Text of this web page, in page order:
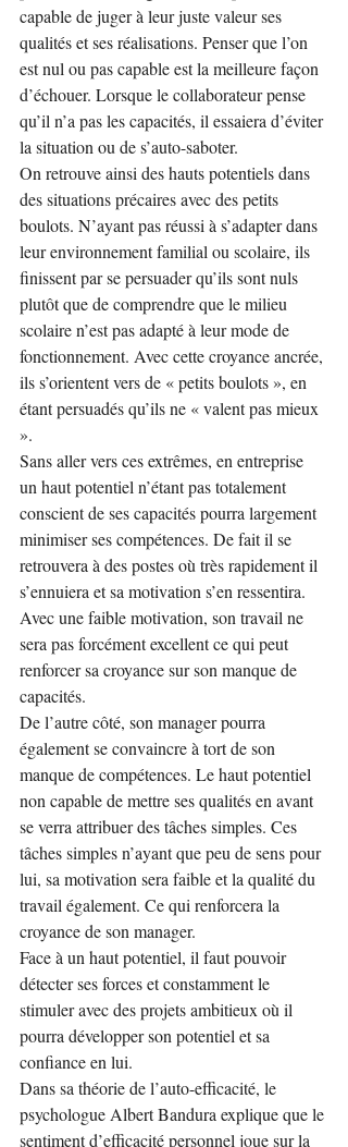
capable de juger à leur juste valeur ses
qualités et ses réalisations. Penser que l’on
est nul ou pas capable est la meilleure façon
d’échouer. Lorsque le collaborateur pense
qu’il n’a pas les capacités, il essaiera d’éviter
la situation ou de s’auto-saboter.
On retrouve ainsi des hauts potentiels dans
des situations précaires avec des petits
boulots. N’ayant pas réussi à s’adapter dans
leur environnement familial ou scolaire, ils
finissent par se persuader qu’ils sont nuls
plutôt que de comprendre que le milieu
scolaire n’est pas adapté à leur mode de
fonctionnement. Avec cette croyance ancrée,
ils s’orientent vers de « petits boulots », en
étant persuadés qu’ils ne « valent pas mieux
».
Sans aller vers ces extrêmes, en entreprise
un haut potentiel n’étant pas totalement
conscient de ses capacités pourra largement
minimiser ses compétences. De fait il se
retrouvera à des postes où très rapidement il
s’ennuiera et sa motivation s’en ressentira.
Avec une faible motivation, son travail ne
sera pas forcément excellent ce qui peut
renforcer sa croyance sur son manque de
capacités.
De l’autre côté, son manager pourra
également se convaincre à tort de son
manque de compétences. Le haut potentiel
non capable de mettre ses qualités en avant
se verra attribuer des tâches simples. Ces
tâches simples n’ayant que peu de sens pour
lui, sa motivation sera faible et la qualité du
travail également. Ce qui renforcera la
croyance de son manager.
Face à un haut potentiel, il faut pouvoir
détecter ses forces et constamment le
stimuler avec des projets ambitieux où il
pourra développer son potentiel et sa
confiance en lui.
Dans sa théorie de l’auto-efficacité, le
psychologue Albert Bandura explique que le
sentiment d’efficacité personnel joue sur la